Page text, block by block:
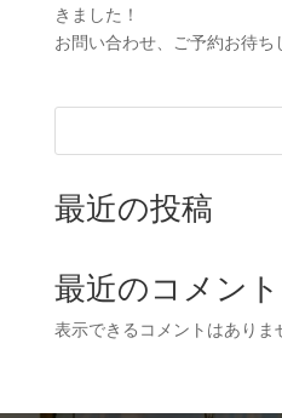
きました！
お問い合わせ、ご予約お待ち
最近の投稿
最近のコメント
表示できるコメントはありま